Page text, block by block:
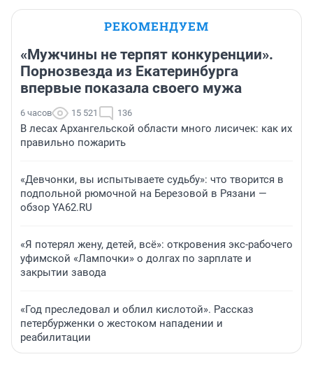
РЕКОМЕНДУЕМ
«Мужчины не терпят конкуренции».
Порнозвезда из Екатеринбурга
впервые показала своего мужа
6 часов 15 521 136
В лесах Архангельской области много лисичек: как их
правильно пожарить
«Девчонки, вы испытываете судьбу»: что творится в
подпольной рюмочной на Березовой в Рязани —
обзор YA62.RU
«Я потерял жену, детей, всё»: откровения экс-рабочего
уфимской «Лампочки» о долгах по зарплате и
закрытии завода
«Год преследовал и облил кислотой». Рассказ
петербурженки о жестоком нападении и
реабилитации